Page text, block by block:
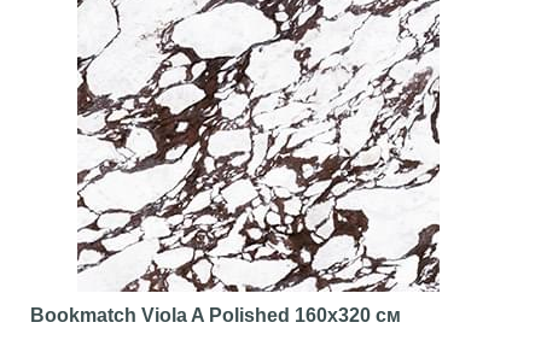
Bookmatch Viola A Polished 160x320 см